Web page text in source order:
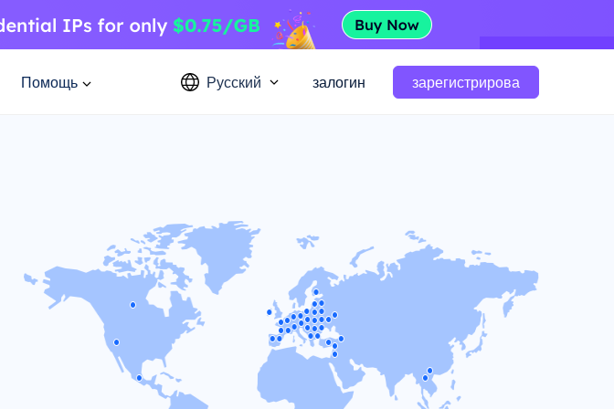
Помощь Русский залогин зарегистрирова